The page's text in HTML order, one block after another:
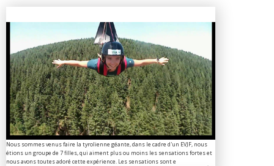
Nous sommes venus faire la tyrolienne géante, dans le cadre d'un EVJF, nous
étions un groupe de 7 filles, qui aiment plus ou moins les sensations fortes et
nous avons toutes adoré cette expérience. Les sensations sont e